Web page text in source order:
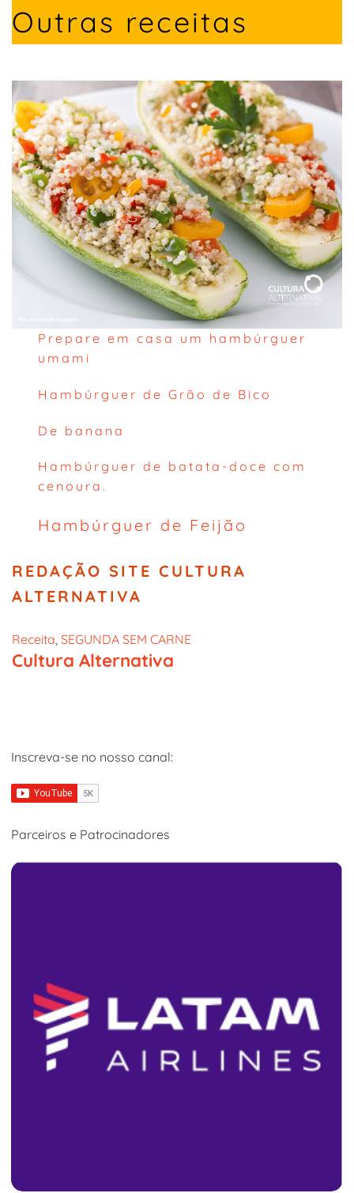
Outras receitas
Prepare em casa um hambúrguer
umami
Hambúrguer de Grão de Bico
De banana
Hambúrguer de batata-doce com
cenoura.
Hambúrguer de Feijão
REDAÇÃO SITE CULTURA
ALTERNATIVA
Receita, SEGUNDA SEM CARNE
Cultura Alternativa
Inscreva-se no nosso canal:
Parceiros e Patrocinadores